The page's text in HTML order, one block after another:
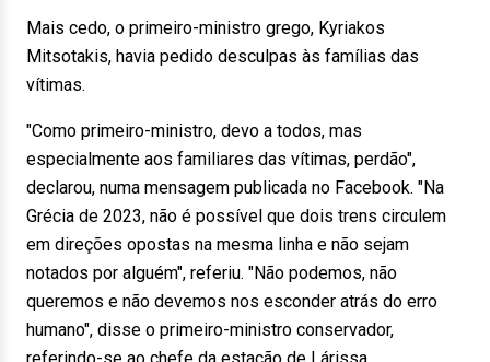
Mais cedo, o primeiro-ministro grego, Kyriakos
Mitsotakis, havia pedido desculpas às famílias das
vítimas.
"Como primeiro-ministro, devo a todos, mas
especialmente aos familiares das vítimas, perdão",
declarou, numa mensagem publicada no Facebook. "Na
Grécia de 2023, não é possível que dois trens circulem
em direções opostas na mesma linha e não sejam
notados por alguém", referiu. "Não podemos, não
queremos e não devemos nos esconder atrás do erro
humano", disse o primeiro-ministro conservador,